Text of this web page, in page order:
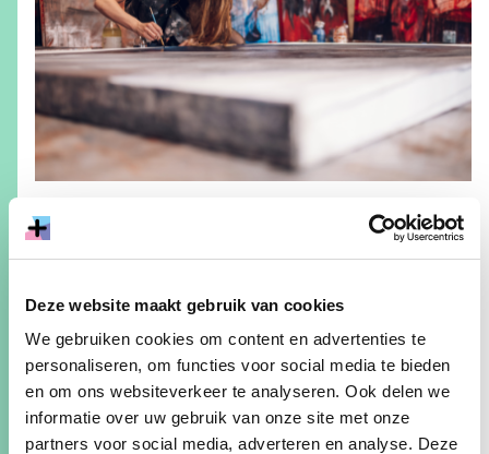
Deze website maakt gebruik van cookies
We gebruiken cookies om content en advertenties te
personaliseren, om functies voor social media te bieden
en om ons websiteverkeer te analyseren. Ook delen we
informatie over uw gebruik van onze site met onze
partners voor social media, adverteren en analyse. Deze
Een (artistiek) idee of project
ontwikkelen, testen of uitvoeren van een
idee of project?
Financiering van je idee of project